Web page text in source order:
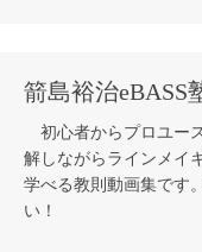
箭島裕治eBASS
初心者からプロユー
解しながらラインメイ
学べる教則動画集です
い！